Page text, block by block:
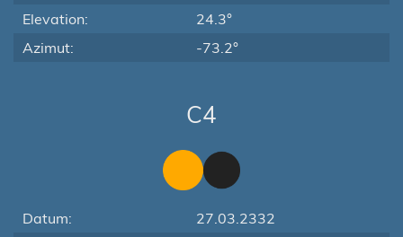
Elevation:
24.3°
Azimut:
-73.2°
C4
Datum:
27.03.2332